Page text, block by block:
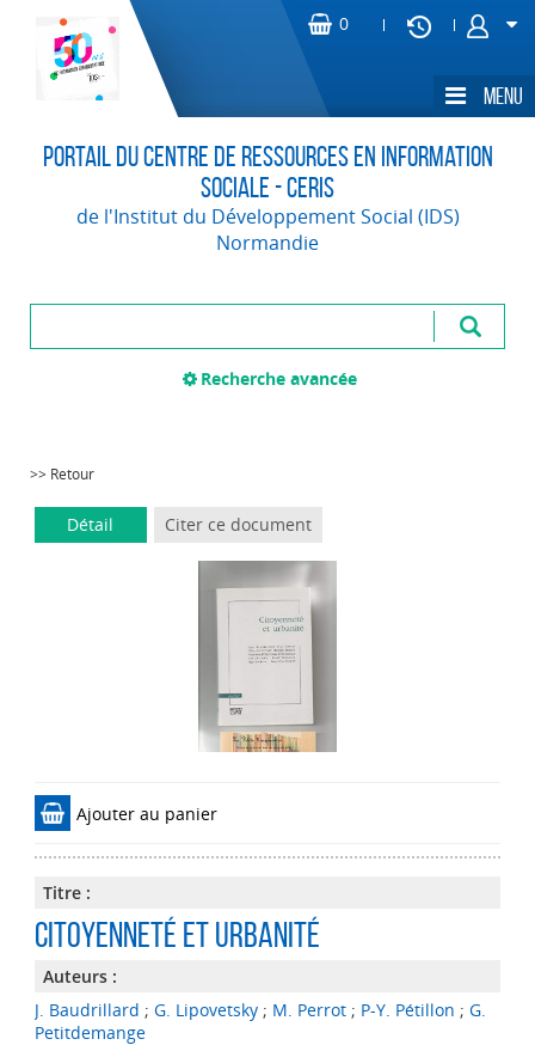
Portail du Centre de Ressources en Information
Sociale - CERIS
de l'Institut du Développement Social (IDS)
Normandie
Recherche avancée
>> Retour
Détail Citer ce document
Ajouter au panier
Titre :
Citoyenneté et urbanité
Auteurs :
J. Baudrillard ; G. Lipovetsky; M. Perrot; P-Y. Pétillon ; G.
Petitdemange